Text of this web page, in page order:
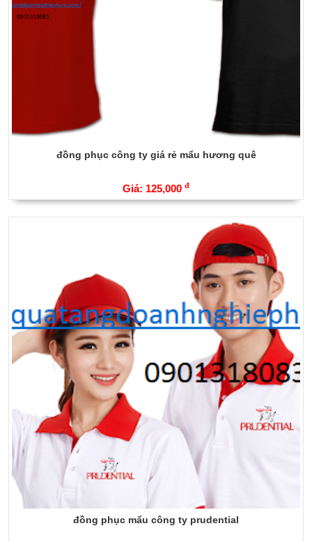
mủ bảo hiểm giá rẻ mẫu beone
đồng phục công ty giá rẻ mẩu hương quê
Giá: 125,000 đ
đồng phục mẩu công ty prudential